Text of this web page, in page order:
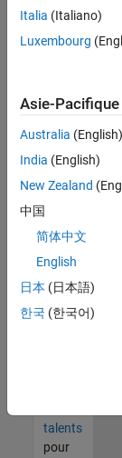
ou
afficher
l’ensemble
d'emploi.
malgré
tout
vous
trouvez
pas
d'offre
corresponde
à vos
talents
pour
Italia (Italiano)
Luxembourg
Asie-Pacifique
Australia (English)
India (English)
New Zealand
中国
简体中文
English
日本 (日本語)
한국 (한국어)